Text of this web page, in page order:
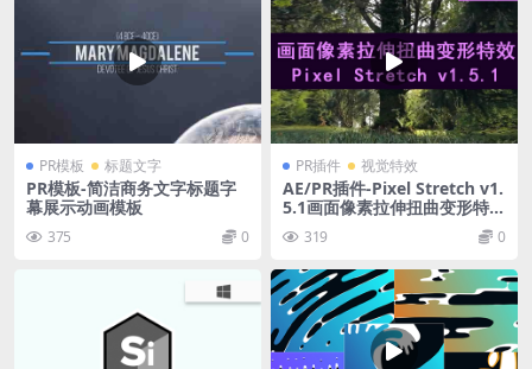
PR模板 标题文字
PR模板-简洁商务文字标题字
幕展示动画模板
375 0
PR插件 视觉特效
AE/PR插件-Pixel Stretch v1.
5.1画面像素拉伸扭曲变形特效
Win/Mac
319 0